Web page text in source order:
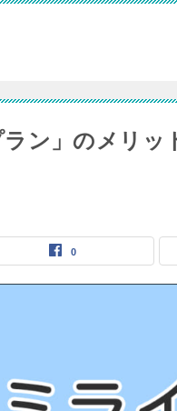
ン」のメリッ
0